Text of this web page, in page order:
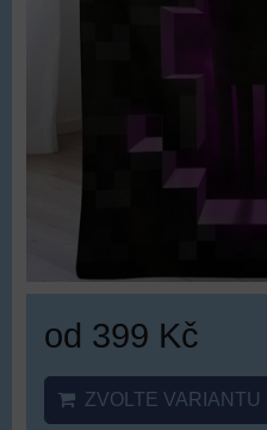
od 399 Kč
ZVOLTE VARIANTU